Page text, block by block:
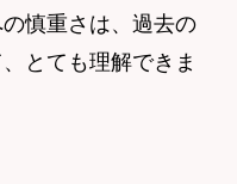
慎重さは、過去の
とても理解できま